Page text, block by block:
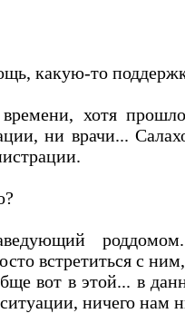
какую-то
хотя
ни врачи...
встретиться с
вот в этой... в
ничего нам